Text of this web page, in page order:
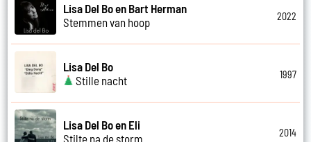
Lisa Del Bo en Bart Herman
Stemmen van hoop
2022
Lisa Del Bo
Stille nacht
1997
Lisa Del Bo en Eli
Stilte na de storm
2014